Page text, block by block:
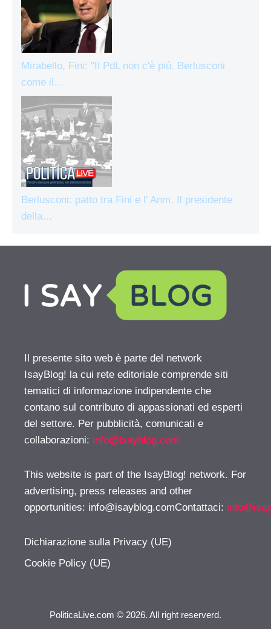
Mirabello, Fini: "Il PdL non c'è più. Berlusconi
come il…
Berlusconi: patto tra Fini e l' Anm. Il presidente
della…
Il presente sito web è parte del network
IsayBlog! la cui rete editoriale comprende siti
tematici di informazione indipendente che
contano sul contributo di appassionati ed esperti
del settore. Per pubblicità, comunicati e
collaborazioni: info@isayblog.com
This website is part of the IsayBlog! network. For
advertising, press releases and other
opportunities: info@isayblog.comContattaci:
Dichiarazione sulla Privacy (UE)
Cookie Policy (UE)
PoliticaLive.com © 2026. All right reserverd.